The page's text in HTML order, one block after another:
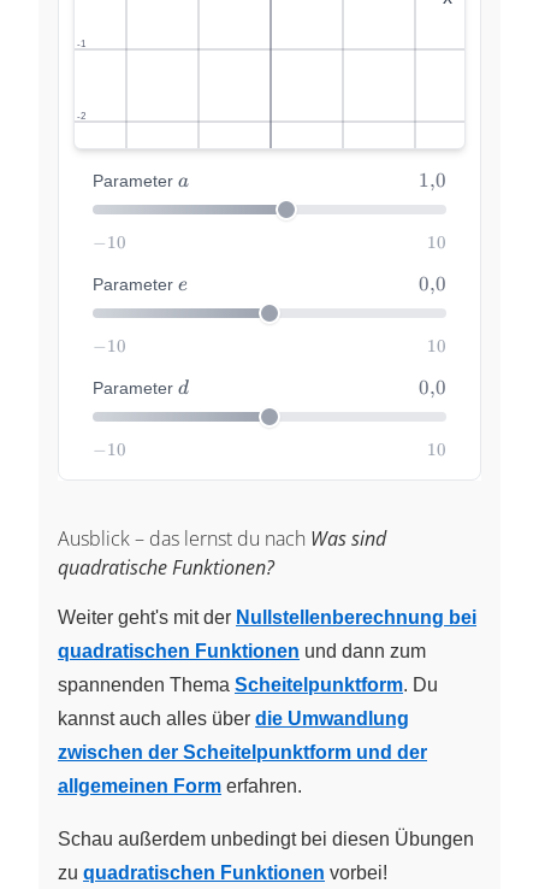
Ausblick – das lernst du nach Was sind
quadratische Funktionen?
Weiter geht's mit der Nullstellenberechnung bei
quadratischen Funktionen und dann zum
spannenden Thema Scheitelpunktform. Du
kannst auch alles über die Umwandlung
zwischen der Scheitelpunktform und der
allgemeinen Form erfahren.
Schau außerdem unbedingt bei diesen Übungen
zu quadratischen Funktionen vorbei!